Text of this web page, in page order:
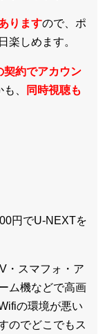
りますので、ポ
楽しめます。
契約でアカウン
、
同時視聴も
円でU-NEXTを
・スマフォ・ア
ム機などで高画
の環境が悪い
のでどこでもス